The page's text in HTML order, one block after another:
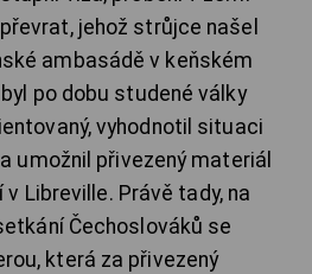
jehož strůjce našel
ambasádě v keňském
po dobu studené války
vyhodnotil situaci
umožnil přivezený materiál
Libreville. Právě tady, na
Čechoslováků se
která za přivezený